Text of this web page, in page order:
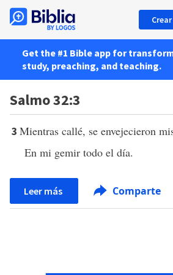
Get the #1 Bible app for
study, preaching, and teaching.
Salmo 32:3
3 Mientras callé, se envejecieron
En mi gemir todo el día.
Leer más Comparte